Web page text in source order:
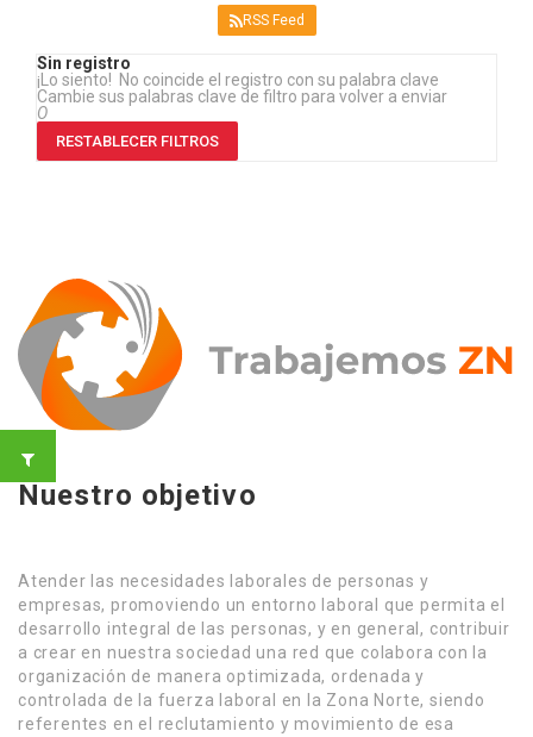
RSS Feed
Sin registro
¡Lo siento! No coincide el registro con su palabra clave
Cambie sus palabras clave de filtro para volver a enviar
O
RESTABLECER FILTROS
Nuestro objetivo
Atender las necesidades laborales de personas y
empresas, promoviendo un entorno laboral que permita el
desarrollo integral de las personas, y en general, contribuir
a crear en nuestra sociedad una red que colabora con la
organización de manera optimizada, ordenada y
controlada de la fuerza laboral en la Zona Norte, siendo
referentes en el reclutamiento y movimiento de esa